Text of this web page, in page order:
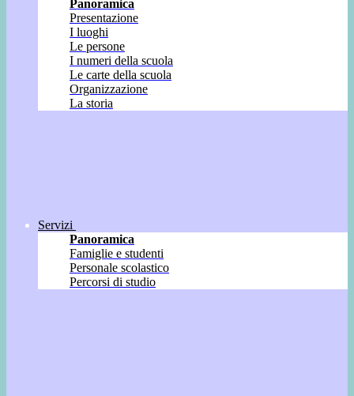
Panoramica
Presentazione
I luoghi
Le persone
I numeri della scuola
Le carte della scuola
Organizzazione
La storia
Servizi
Panoramica
Famiglie e studenti
Personale scolastico
Percorsi di studio